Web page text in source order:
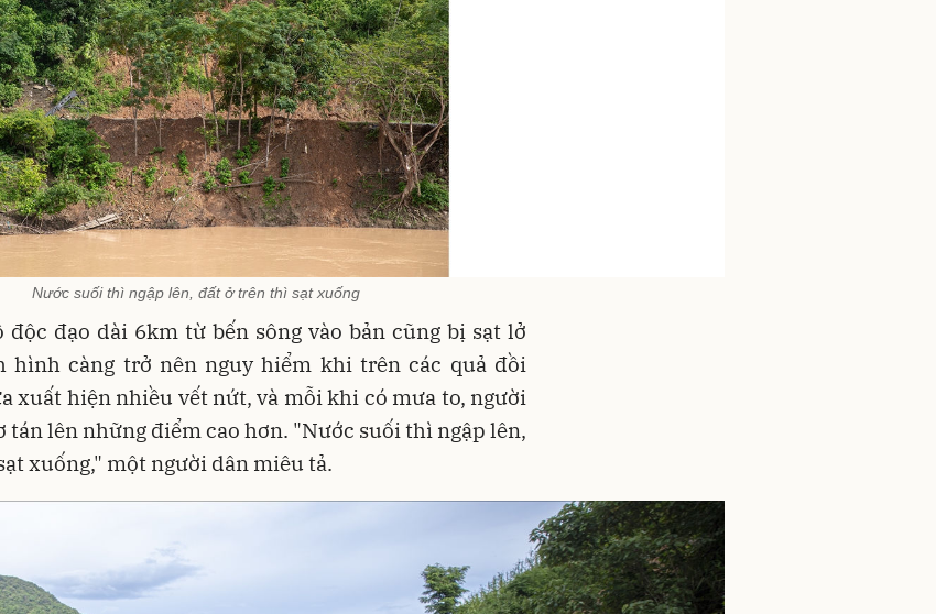
Nước suối thì ngập lên, đất ở trên thì sạt xuống
độc đạo dài 6km từ bến sông vào bản cũng bị sạt lở
hình càng trở nên nguy hiểm khi trên các quả đồi
xuất hiện nhiều vết nứt, và mỗi khi có mưa to, người
tán lên những điểm cao hơn. "Nước suối thì ngập lên,
xuống," một người dân miêu tả.